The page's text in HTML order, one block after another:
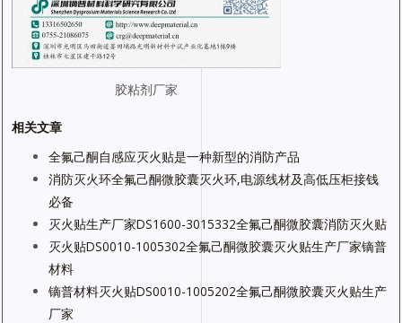
胶粘剂厂家
相关文章
全氟己酮自感应灭火贴是一种新型的消防产品
消防灭火环全氟己酮微胶囊灭火环,电源线材及高低压柜接钱
必备
灭火贴生产厂家DS1600-3015332全氟己酮微胶囊消防灭火贴
灭火贴DS0010-1005302全氟己酮微胶囊灭火贴生产厂家镝普
材料
镝普材料灭火贴DS0010-1005202全氟己酮微胶囊灭火贴生产
厂家